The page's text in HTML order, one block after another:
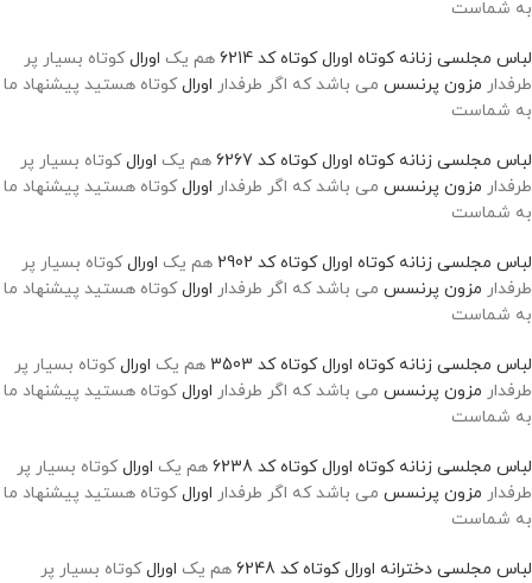
به شماست
لباس مجلسی زنانه کوتاه اورال کوتاه کد 6214 هم یک اورالکوتاه بسیار پر
طرفدار مزون پرنسس می باشد که اگر طرفدار اورالکوتاه هستید پیشنهاد ما
به شماست
لباس مجلسی زنانه کوتاه اورال کوتاه کد 6267 هم یک اورالکوتاه بسیار پر
طرفدار مزون پرنسس می باشد که اگر طرفدار اورالکوتاه هستید پیشنهاد ما
به شماست
لباس مجلسی زنانه کوتاه اورال کوتاه کد 2902 هم یک اورالکوتاه بسیار پر
طرفدار مزون پرنسس می باشد که اگر طرفدار اورالکوتاه هستید پیشنهاد ما
به شماست
لباس مجلسی زنانه کوتاه اورال کوتاه کد 3503 هم یک اورالکوتاه بسیار پر
طرفدار مزون پرنسس می باشد که اگر طرفدار اورالکوتاه هستید پیشنهاد ما
به شماست
لباس مجلسی زنانه کوتاه اورال کوتاه کد 6238 هم یک اورالکوتاه بسیار پر
طرفدار مزون پرنسس می باشد که اگر طرفدار اورالکوتاه هستید پیشنهاد ما
به شماست
لباس مجلسی دخترانه اورال کوتاه کد 6248 هم یک اورالکوتاه بسیار پر